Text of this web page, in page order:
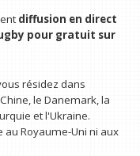
diffusion en direct
pour gratuit sur
résidez dans
le Danemark, la
et l'Ukraine.
Royaume-Uni ni aux